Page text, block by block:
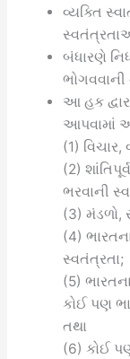
વ્યક્તિ
બંધારણે
આ હક
આપવામાં
(1)
(2)
ભરવાની
(3) મંડળો,
(4)
સ્વતંત્રતા;
(5)
કોઈ પણ
તથા
(6) કોઈ